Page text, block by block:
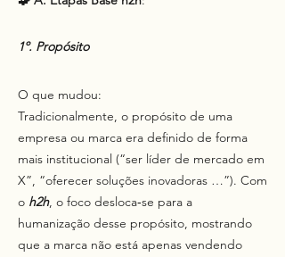
1º. Propósito
O que mudou:
Tradicionalmente, o propósito de uma
empresa ou marca era definido de forma
mais institucional (“ser líder de mercado em
X”, “oferecer soluções inovadoras …”). Com
o h2h, o foco desloca‐se para a
humanização desse propósito, mostrando
que a marca não está apenas vendendo